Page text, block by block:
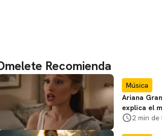
Recomienda
Música
Ariana
explica el
su2 min